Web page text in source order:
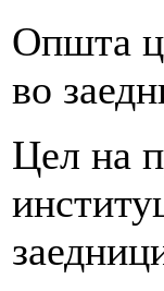
Општа
во
Цел на